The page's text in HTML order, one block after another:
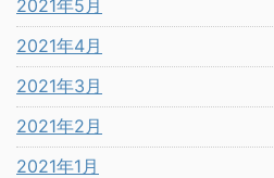
2021年5月
2021年4月
2021年3月
2021年2月
2021年1月